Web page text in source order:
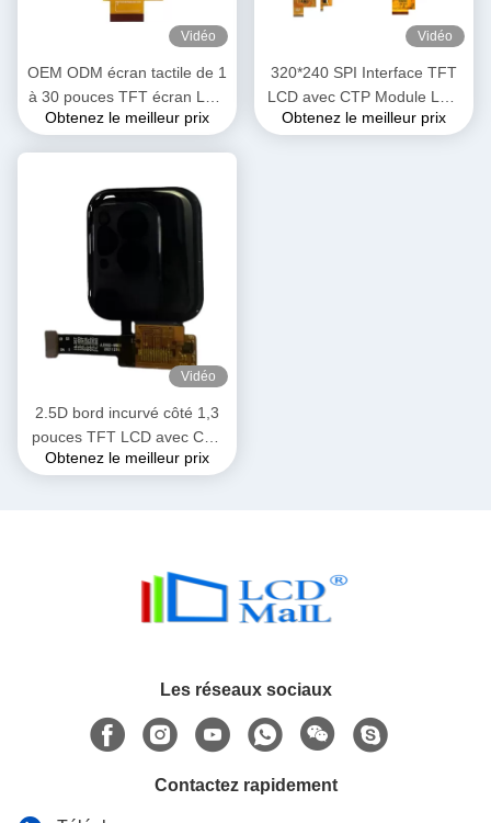
Vidéo
OEM ODM écran tactile de 1
à 30 pouces TFT écran LCD
Panneau d'affichage Pixel
Obtenez le meilleur prix
Vidéo
320*240 SPI Interface TFT
LCD avec CTP Module LCD
personnalisé de 3,0/3,2/3,5
Obtenez le meilleur prix
Vidéo
2.5D bord incurvé côté 1,3
pouces TFT LCD avec CTP
240 * 240 SPI Interface tout
Obtenez le meilleur prix
Les réseaux sociaux
Contactez rapidement